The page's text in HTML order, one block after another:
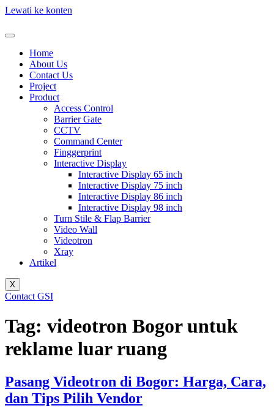
Lewati ke konten
Home
About Us
Contact Us
Project
Product
Access Control
Barrier Gate
CCTV
Command Center
Finggerprint
Interactive Display
Interactive Display 65 inch
Interactive Display 75 inch
Interactive Display 86 inch
Interactive Display 98 inch
Turn Stile & Flap Barrier
Video Wall
Videotron
Xray
Artikel
X
Contact GSI
Tag: videotron Bogor untuk
reklame luar ruang
Pasang Videotron di Bogor: Harga, Cara,
dan Tips Pilih Vendor